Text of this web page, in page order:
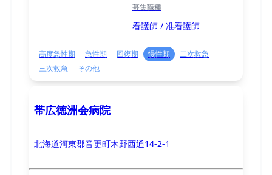
募集職種
看護師 / 准看護師
高度急性期 急性期 回復期 慢性期
二次救急
三次救急
その他
帯広徳洲会病院
北海道河東郡音更町木野西通14-2-1